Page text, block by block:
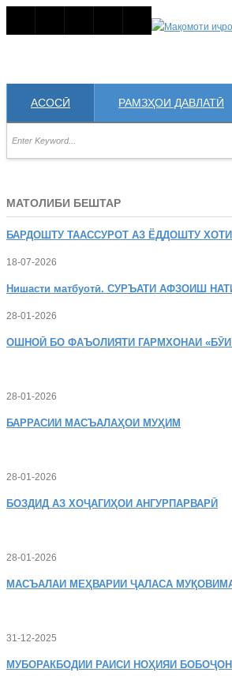
АСОСӢ РАМЗҲОИ ДАВЛАТӢ
МАТОЛИБИ БЕШТАР
БАРДОШТУ ТААССУРОТ АЗ ЁДДОШТУ
18-07-2026
Нишасти матбуотӣ. СУРЪАТИ АФЗОИШ
28-01-2026
ОШНОӢ БО ФАЪОЛИЯТИ ГАРМХОНАИ
28-01-2026
БАРРАСИИ МАСЪАЛАҲОИ МУҲИМ
28-01-2026
БОЗДИД АЗ ХОҶАГИҲОИ АНГУРПАРВАРӢ
28-01-2026
МАСЪАЛАИ МЕҲВАРИИ ҶАЛАСА
31-12-2025
МУБОРАКБОДИИ РАИСИ НОҲИЯИ